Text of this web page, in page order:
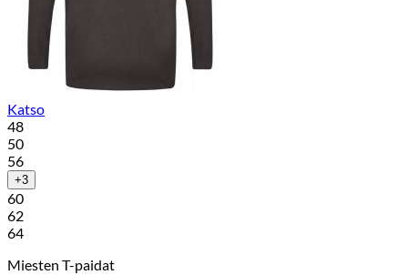
Katso
48
50
56
+3
60
62
64
Miesten T-paidat